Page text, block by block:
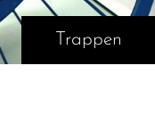
Trappen